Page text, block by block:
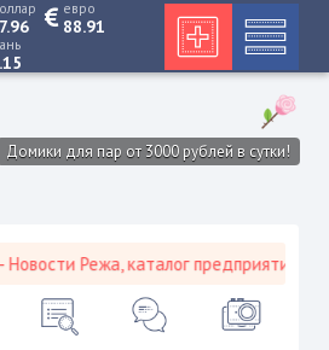
евро
88.91
Домики для пар от 3000 рублей в сутки!
Режа, каталог предприятий,